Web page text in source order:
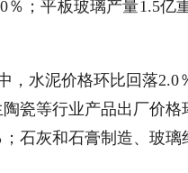
；平板玻璃产量1.5亿
，水泥价格环比回落
瓷等行业产品出厂价
石灰和石膏制造、玻璃